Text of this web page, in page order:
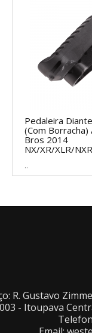
Pedaleira
(Com
Bros 2014
NX/XR/XLR/
..
R. Gustavo
- Itoupava